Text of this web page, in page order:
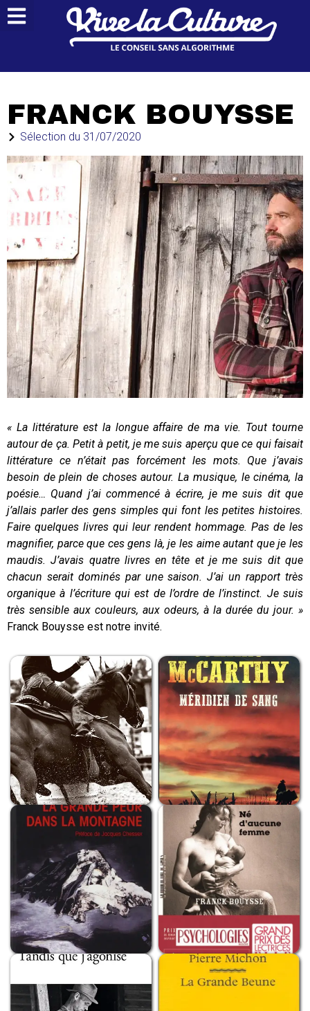
FRANCK BOUYSSE
Sélection du 31/07/2020
« La littérature est la longue affaire de ma vie. Tout tourne
autour de ça. Petit à petit, je me suis aperçu que ce qui faisait
littérature ce n’était pas forcément les mots. Que j’avais
besoin de plein de choses autour. La musique, le cinéma, la
poésie… Quand j’ai commencé à écrire, je me suis dit que
j’allais parler des gens simples qui font les petites histoires.
Faire quelques livres qui leur rendent hommage. Pas de les
magnifier, parce que ces gens là, je les aime autant que je les
maudis. J’avais quatre livres en tête et je me suis dit que
chacun serait dominés par une saison. J’ai un rapport très
organique à l’écriture qui est de l’ordre de l’instinct. Je suis
très sensible aux couleurs, aux odeurs, à la durée du jour. »
Franck Bouysse est notre invité.